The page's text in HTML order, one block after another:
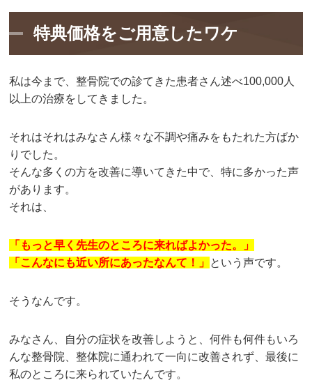
特典価格をご用意したワケ
私は今まで、整骨院での診てきた患者さん述べ100,000人
以上の治療をしてきました。
それはそれはみなさん様々な不調や痛みをもたれた方ばか
りでした。
そんな多くの方を改善に導いてきた中で、特に多かった声
があります。
それは、
「もっと早く先生のところに来ればよかった。」
「こんなにも近い所にあったなんて！」 という声です。
そうなんです。
みなさん、自分の症状を改善しようと、何件も何件もいろ
んな整骨院、整体院に通われて一向に改善されず、最後に
私のところに来られていたんです。